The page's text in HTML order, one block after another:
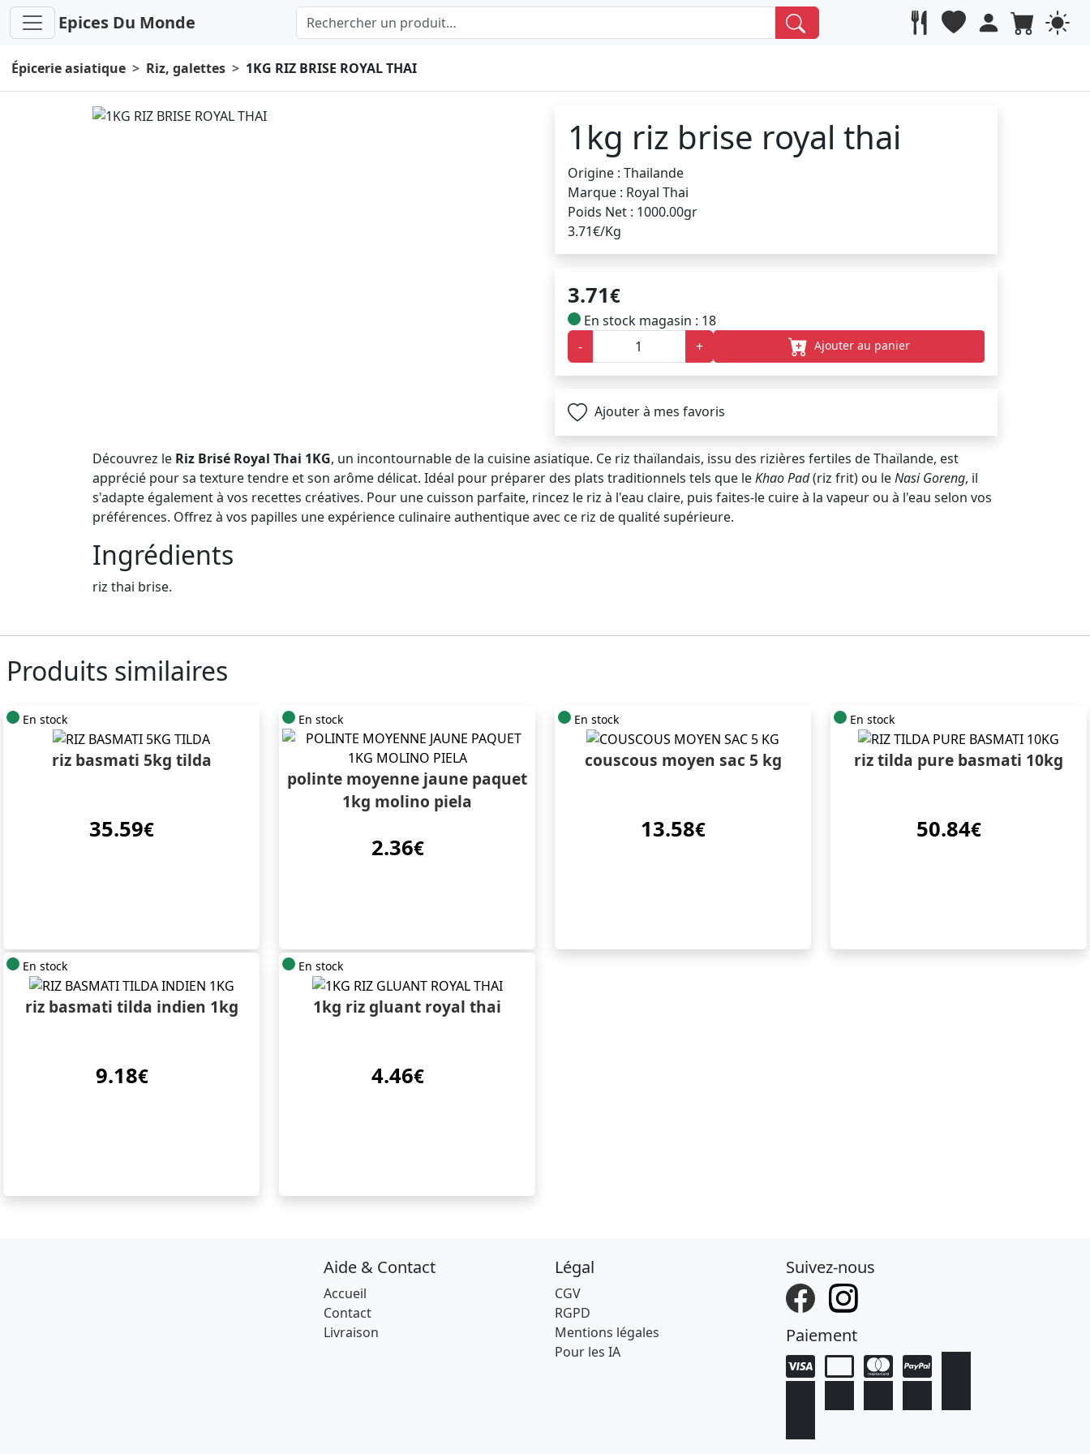
Epices Du Monde
Épicerie asiatique Riz, galettes 1KG RIZ BRISE ROYAL THAI
1kg riz brise royal thai
Origine : Thailande
Marque : Royal Thai
Poids Net : 1000.00gr
3.71€/Kg
3.71€
En stock magasin : 18
-
+ Ajouter au panier
Ajouter à mes favoris
Découvrez le Riz Brisé Royal Thai 1KG, un incontournable de la cuisine asiatique. Ce riz thaïlandais, issu des rizières fertiles de Thaïlande, est
apprécié pour sa texture tendre et son arôme délicat. Idéal pour préparer des plats traditionnels tels que leKhao Pad(riz frit) ou leNasi Goreng, il
s'adapte également à vos recettes créatives. Pour une cuisson parfaite, rincez le riz à l'eau claire, puis faites-le cuire à la vapeur ou à l'eau selon vos
préférences. Offrez à vos papilles une expérience culinaire authentique avec ce riz de qualité supérieure.
Ingrédients
riz thai brise.
Produits similaires
En stock
riz basmati 5kg tilda
35.59€
En stock
polinte moyenne jaune paquet
1kg molino piela
2.36€
En stock
couscous moyen sac 5 kg
13.58€
En stock
riz tilda pure basmati 10kg
50.84€
En stock
riz basmati tilda indien 1kg
9.18€
En stock
1kg riz gluant royal thai
4.46€
Aide & Contact
Accueil
Contact
Livraison
Légal
CGV
RGPD
Mentions légales
Pour les IA
Suivez-nous
Paiement